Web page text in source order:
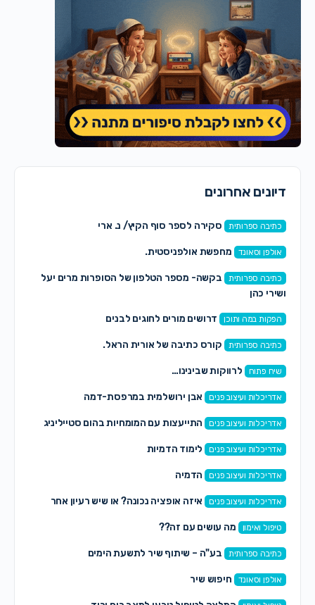
דיונים אחרונים
כתיבה ספרותית סקירה לספר סוף הקיץ/ נ. ארי
אולפן וסאונד מחפשת אולפניסטית.
כתיבה ספרותית
בקשה- מספר הטלפון של הסופרות מרים יעל
ושירי כהן
הפקות במה ותוכן דרושים מורים לחוגים לבנים
כתיבה ספרותית קורס כתיבה של אורית הראל.
שיח פתוח לרווקות שבינינו…
אדריכלות ועיצוב פנים אבן ירושלמית במרפסת-דמה
אדריכלות ועיצוב פנים התייעצות עם המומחיות בהום סטייליניג
אדריכלות ועיצוב פנים לימוד הדמיות
אדריכלות ועיצוב פנים הדמיה
אדריכלות ועיצוב פנים איזה אופציה נכונה? או שיש רעיון אחר
טיפול ואימון מה עושים עם זה??
כתיבה ספרותית בע"ה – שיתוף שיר לתשעת הימים
אולפן וסאונד חיפוש שיר